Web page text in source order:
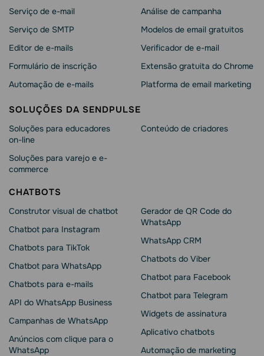
Serviço de e-mail
Serviço de SMTP
Editor de e-mails
Formulário de inscrição
Automação de e-mails
Análise de campanha
Modelos de email gratuitos
Verificador de e-mail
Extensão gratuita do Chrome
Platforma de email marketing
SOLUÇÕES DA SENDPULSE
Soluções para educadores
on-line
Soluções para varejo e e-
commerce
Conteúdo de criadores
CHATBOTS
Construtor visual de chatbot
Chatbot para Instagram
Chatbots para TikTok
Chatbot para WhatsApp
Chatbots para e-mails
API do WhatsApp Business
Campanhas de WhatsApp
Anúncios com clique para o
WhatsApp
Gerador de QR Code do
WhatsApp
WhatsApp CRM
Chatbots do Viber
Chatbot para Facebook
Chatbot para Telegram
Widgets de assinatura
Aplicativo chatbots
Automação de marketing